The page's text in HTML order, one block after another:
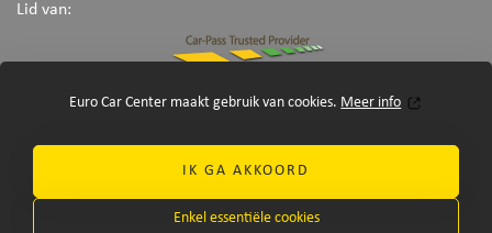
Euro Car Center maakt gebruik van cookies. Meer info
IK GA AKKOORD
Enkel essentiële cookies
Lid van: